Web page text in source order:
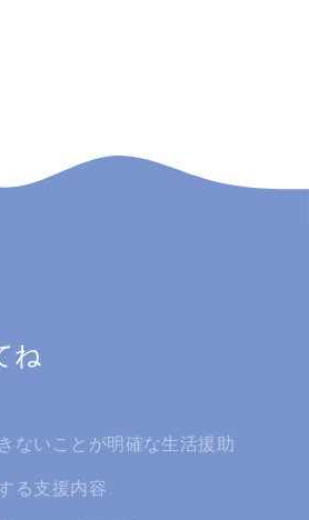
ね
ないことが明確な生活援助
る支援内容